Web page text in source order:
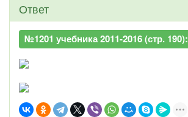
Ответ
№1201 учебника 2011-2016 (стр. 190):